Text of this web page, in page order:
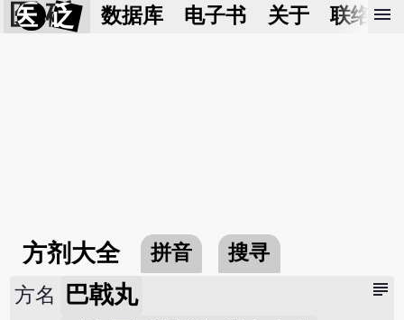
医 砭 数据库 电子书 关于 联络我
menu
方剂大全 拼音 搜寻
subject
方名 巴戟丸